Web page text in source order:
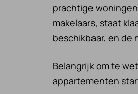
prachtige
makelaars, staat
beschikbaar, en de
Belangrijk om te
appartementen